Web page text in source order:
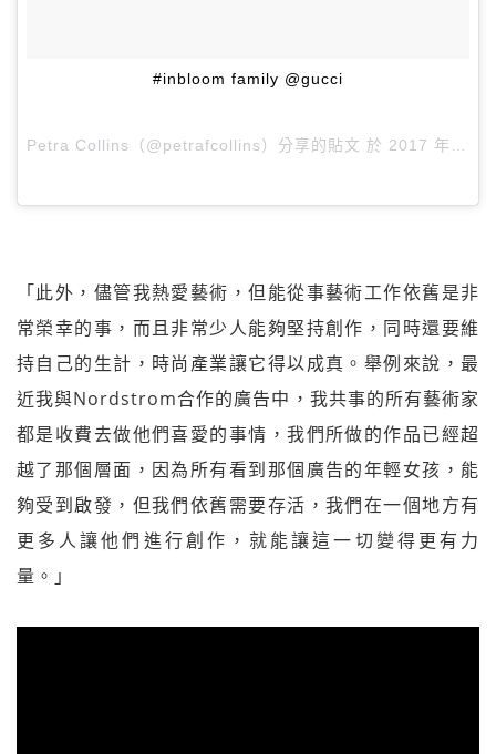
#inbloom family @gucci
Petra Collins（@petrafcollins）分享的貼文 於 2017 年 5月 月 2 8:05下午 PDT
「此外，儘管我熱愛藝術，但能從事藝術工作依舊是非
常榮幸的事，而且非常少人能夠堅持創作，同時還要維
持自己的生計，時尚產業讓它得以成真。舉例來說，最
近我與Nordstrom合作的廣告中，我共事的所有藝術家
都是收費去做他們喜愛的事情，我們所做的作品已經超
越了那個層面，因為所有看到那個廣告的年輕女孩，能
夠受到啟發，但我們依舊需要存活，我們在一個地方有
更多人讓他們進行創作，就能讓這一切變得更有力
量。」